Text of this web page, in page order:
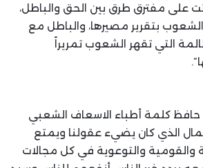
على مفترق طرق بين الحق والباطل،
بتقرير مصيرها، والباطل مع
التي تقهر الشعوب تمريراً
حافظ كلمة أطباء الاسعاف الشعبي
الذي كان يضيء عقولنا ويمتع
والقومية والتوعوية في كل مجالات